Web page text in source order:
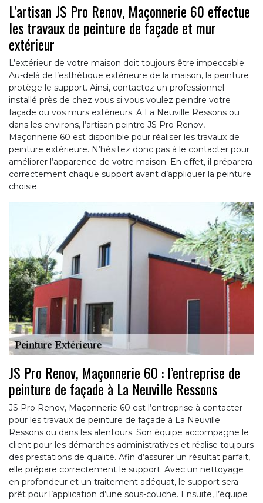
L’artisan JS Pro Renov, Maçonnerie 60 effectue
les travaux de peinture de façade et mur
extérieur
L’extérieur de votre maison doit toujours être impeccable.
Au-delà de l’esthétique extérieure de la maison, la peinture
protège le support. Ainsi, contactez un professionnel
installé près de chez vous si vous voulez peindre votre
façade ou vos murs extérieurs. A La Neuville Ressons ou
dans les environs, l’artisan peintre JS Pro Renov,
Maçonnerie 60 est disponible pour réaliser les travaux de
peinture extérieure. N’hésitez donc pas à le contacter pour
améliorer l’apparence de votre maison. En effet, il préparera
correctement chaque support avant d’appliquer la peinture
choisie.
JS Pro Renov, Maçonnerie 60 : l’entreprise de
peinture de façade à La Neuville Ressons
JS Pro Renov, Maçonnerie 60 est l’entreprise à contacter
pour les travaux de peinture de façade à La Neuville
Ressons ou dans les alentours. Son équipe accompagne le
client pour les démarches administratives et réalise toujours
des prestations de qualité. Afin d’assurer un résultat parfait,
elle prépare correctement le support. Avec un nettoyage
en profondeur et un traitement adéquat, le support sera
prêt pour l’application d’une sous-couche. Ensuite, l’équipe